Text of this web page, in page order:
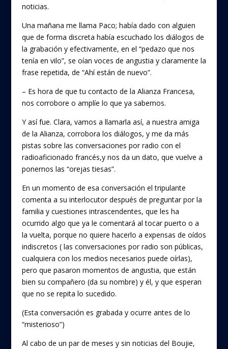
noticias.
Una mañana me llama Paco; había dado con alguien
que de forma discreta había escuchado los diálogos de
la grabación y efectivamente, en el “pedazo que nos
tenía en vilo”, se oían voces de angustia y claramente la
frase repetida, de “Ahí están de nuevo”.
– Es hora de que tu contacto de la Alianza Francesa,
nos corrobore o amplíe lo que ya sabemos.
Y así fue. Clara, vamos a llamarla así, a nuestra amiga
de la Alianza, corrobora los diálogos, y me da más
pistas sobre las conversaciones por radio con el
radioaficionado francés,y nos da un dato, que vuelve a
ponernos las “orejas tiesas”.
En un momento de esa conversación el tripulante
comenta a su interlocutor después de preguntar por la
familia y cuestiones intrascendentes, que les ha
ocurrido algo que ya le comentará al tocar puerto o a
la vuelta, porque no quiere hacerlo a expensas de oídos
indiscretos ( las conversaciones por radio son públicas,
cualquiera con los medios necesarios puede oírlas),
pero que pasaron momentos de angustia, que están
bien su compañero (da su nombre) y él, y que esperan
que no se repita lo sucedido.
(Esta conversación es grabada y ocurre antes de lo
“misterioso”)
Al cabo de un par de meses y sin noticias del Boujie,